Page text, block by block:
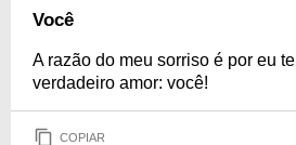
Você
A razão do meu sorriso é por eu
verdadeiro amor: você!
COPIAR